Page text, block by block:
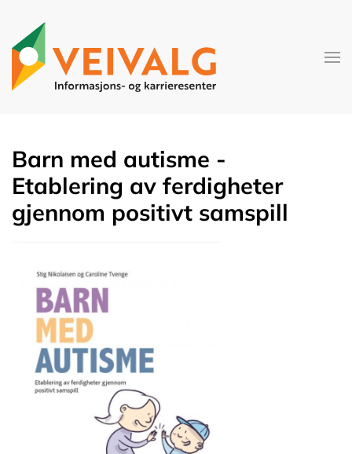
Skip to main content
Barn med autisme -
Etablering av ferdigheter
gjennom positivt samspill